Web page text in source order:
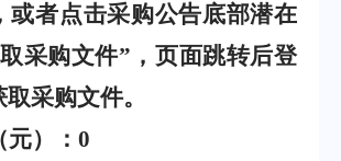
或者点击采购公告底部潜在
采购文件” ，页面跳转后登
采购文件。
）： 0